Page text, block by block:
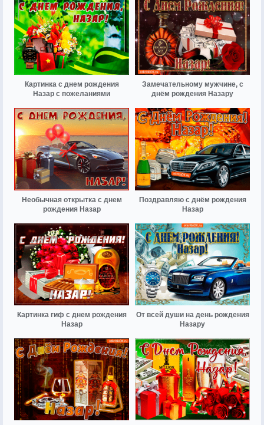
Картинка с днем рождения
Назар с пожеланиями
Замечательному мужчине, с
днём рождения Назару
Необычная открытка с днем
рождения Назар
Поздравляю с днём рождения
Назар
Картинка гиф с днем рождения
Назар
От всей души на день рождения
Назару